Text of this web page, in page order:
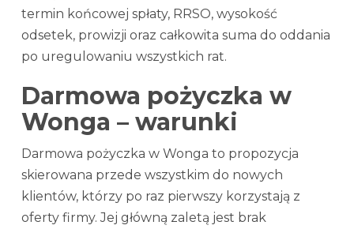
termin końcowej spłaty, RRSO, wysokość
odsetek, prowizji oraz całkowita suma do oddania
po uregulowaniu wszystkich rat.
Darmowa pożyczka w
Wonga – warunki
Darmowa pożyczka w Wonga to propozycja
skierowana przede wszystkim do nowych
klientów, którzy po raz pierwszy korzystają z
oferty firmy. Jej główną zaletą jest brak